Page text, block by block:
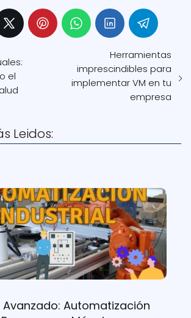
el
Herramientas
imprescindibles para
implementar VM en tu
empresa
Leidos:
Avanzado: Automatización